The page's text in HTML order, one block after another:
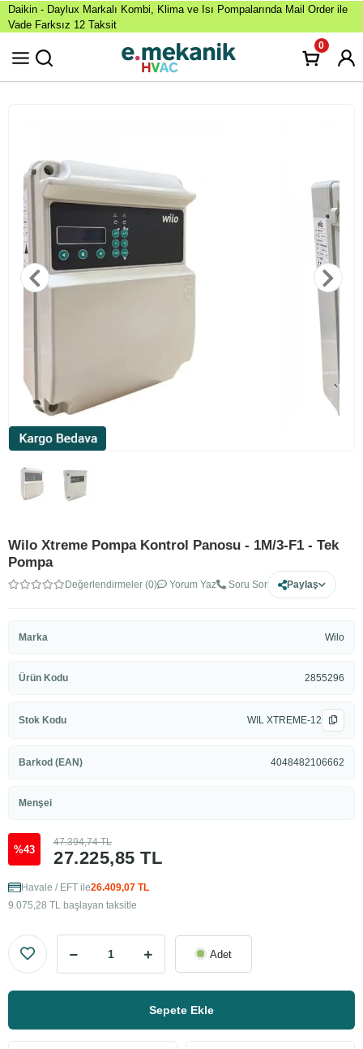
Daikin - Daylux Markalı Kombi, Klima ve Isı Pompalarında Mail Order ile
Vade Farksız 12 Taksit
0
Wilo Xtreme Pompa Kontrol Panosu - 1M/3-F1 - Tek
Pompa
Değerlendirmeler (0) Yorum Yaz Soru Sor Paylaş
Marka Wilo
Ürün Kodu 2855296
Stok Kodu WIL XTREME-12
Barkod (EAN) 4048482106662
Menşei
%43 27.225,85 TL
47.394,74 TL
Havale / EFT ile26.409,07 TL
9.075,28 TL başlayan taksitle
Adet
Sepete Ekle